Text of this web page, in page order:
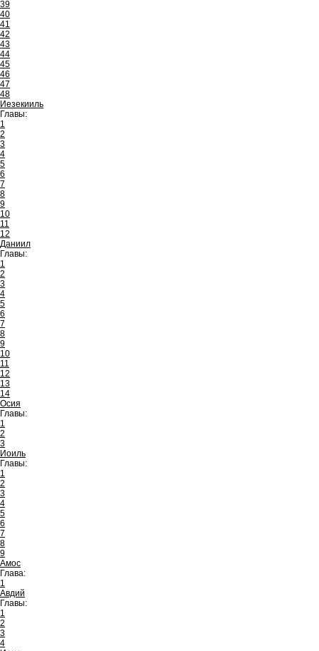
39
40
41
42
43
44
45
46
47
48
Иезекииль
Главы:
1
2
3
4
5
6
7
8
9
10
11
12
Даниил
Главы:
1
2
3
4
5
6
7
8
9
10
11
12
13
14
Осия
Главы:
1
2
3
Иоиль
Главы:
1
2
3
4
5
6
7
8
9
Амос
Глава:
1
Авдий
Главы:
1
2
3
4